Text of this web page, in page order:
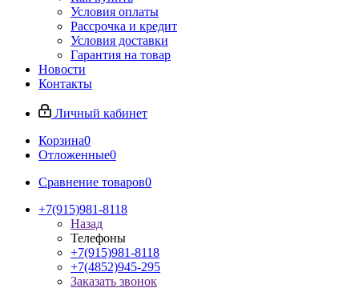
Условия оплаты
Рассрочка и кредит
Условия доставки
Гарантия на товар
Новости
Контакты
Личный кабинет
Корзина0
Отложенные0
Сравнение товаров0
+7(915)981-8118
Назад
Телефоны
+7(915)981-8118
+7(4852)945-295
Заказать звонок